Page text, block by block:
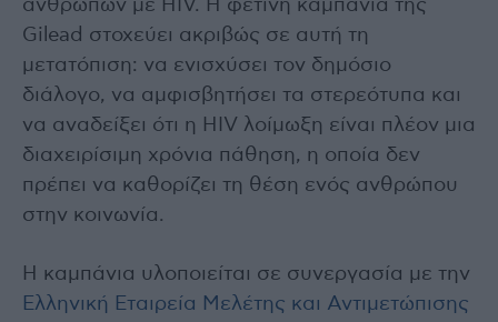
ανθρώπων με HIV. Η φετινή καμπάνια της
Gilead στοχεύει ακριβώς σε αυτή τη
μετατόπιση: να ενισχύσει τον δημόσιο
διάλογο, να αμφισβητήσει τα στερεότυπα και
να αναδείξει ότι η HIV λοίμωξη είναι πλέον μια
διαχειρίσιμη χρόνια πάθηση, η οποία δεν
πρέπει να καθορίζει τη θέση ενός ανθρώπου
στην κοινωνία.
Η καμπάνια υλοποιείται σε συνεργασία με την
Ελληνική Εταιρεία Μελέτης και Αντιμετώπισης